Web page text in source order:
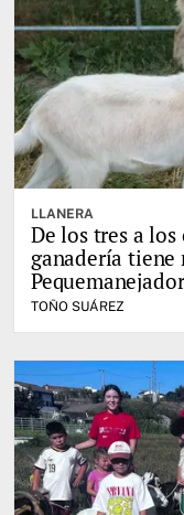
LLANERA
De los tres a
ganadería tiene
TOÑO SUÁREZ